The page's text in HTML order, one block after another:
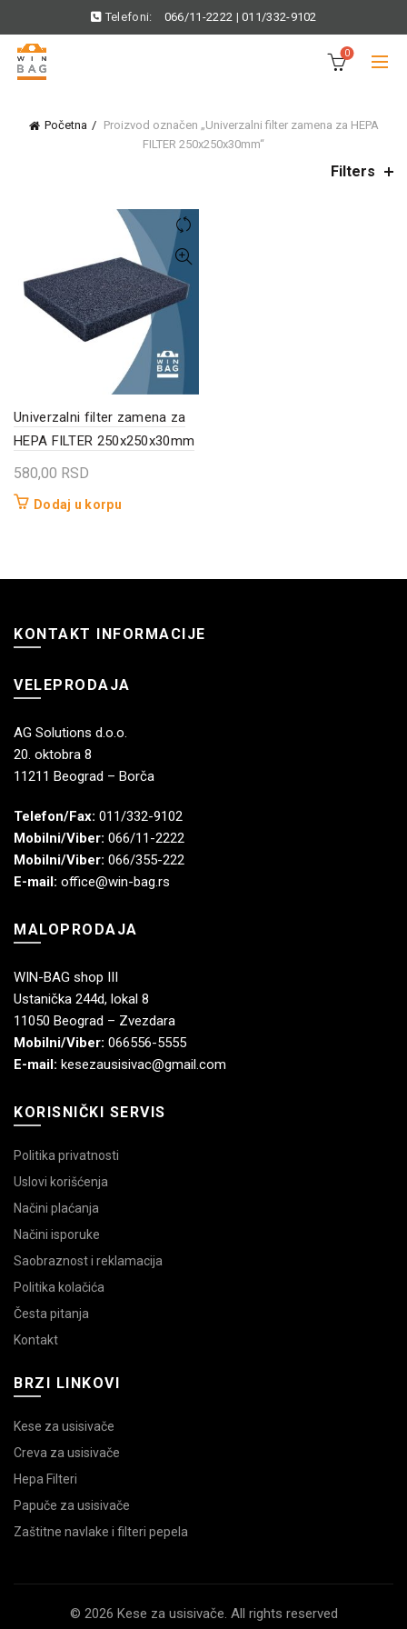
Telefoni: 066/11-2222 |011/332-9102
0
Početna
Proizvod označen „Univerzalni filter zamena za HEPA
FILTER 250x250x30mm“
Filters
Univerzalni filter zamena za
HEPA FILTER 250x250x30mm
580,00 RSD
Dodaj u korpu
KONTAKT INFORMACIJE
VELEPRODAJA
AG Solutions d.o.o.
20. oktobra 8
11211 Beograd – Borča
Telefon/Fax: 011/332-9102
Mobilni/Viber: 066/11-2222
Mobilni/Viber: 066/355-222
E-mail: office@win-bag.rs
MALOPRODAJA
WIN-BAG shop III
Ustanička 244d, lokal 8
11050 Beograd – Zvezdara
Mobilni/Viber: 066556-5555
E-mail: kesezausisivac@gmail.com
KORISNIČKI SERVIS
Politika privatnosti
Uslovi korišćenja
Načini plaćanja
Načini isporuke
Saobraznost i reklamacija
Politika kolačića
Česta pitanja
Kontakt
BRZI LINKOVI
Kese za usisivače
Creva za usisivače
Hepa Filteri
Papuče za usisivače
Zaštitne navlake i filteri pepela
© 2026 Kese za usisivače. All rights reserved